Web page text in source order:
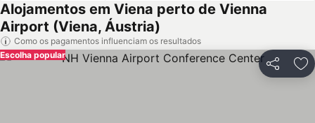
Alojamentos em Viena perto de Vienna
Airport (Viena, Áustria)
Como os pagamentos influenciam os resultados
Partilhar
Escolha popular